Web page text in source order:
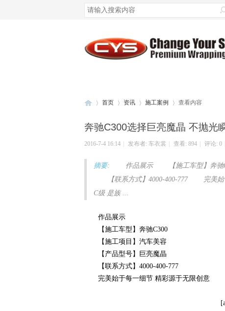
微博登录
车 ›
首页
›
资讯
›
施工案例 查看内容
奔驰C300选择巨亮魔晶 不抛光
2016-7-4 16:14 发布者: 车衣裳 查看: 894 评论: 0
摘要: 作品展示 【施工车型】奔驰
【联系方式】4000-400-777 完美始
C级 是族 ...
作品展示
【施工车型】奔驰C300
【施工项目】汽车美容
【产品型号】巨亮魔晶
【联系方式】4000-400-777
完美始于每一细节 精彩源于无限创意